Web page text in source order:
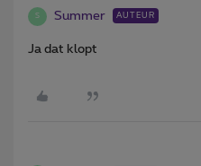
S Summer AUTEUR
Ja dat klopt